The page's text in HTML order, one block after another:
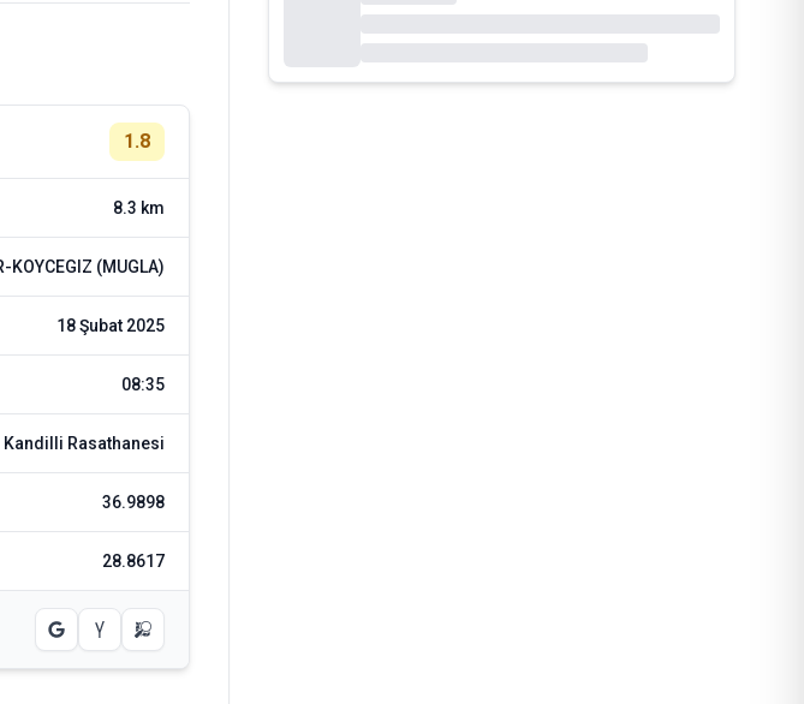
1.8
8.3 km
KOYCEGIZ (MUGLA)
18 Şubat 2025
08:35
Kandilli Rasathanesi
36.9898
28.8617